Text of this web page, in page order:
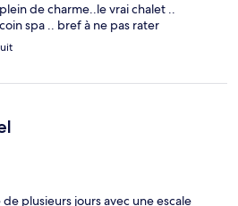
de charme..le vrai chalet ..
spa .. bref à ne pas rater
plusieurs jours avec une escale